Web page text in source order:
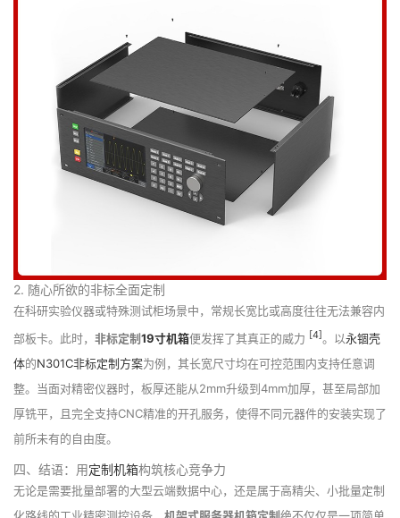
2. 随心所欲的非标全面定制
在科研实验仪器或特殊测试柜场景中，常规长宽比或高度往往无法兼容内
部板卡。此时， 非标定制19寸机箱便发挥了其真正的威力 [4]。以永锢壳
体的N301C非标定制方案为例，其长宽尺寸均在可控范围内支持任意调
整。当面对精密仪器时，板厚还能从2mm升级到4mm加厚，甚至局部加
厚铣平，且完全支持CNC精准的开孔服务，使得不同元器件的安装实现了
前所未有的自由度。
四、结语：用定制机箱构筑核心竞争力
无论是需要批量部署的大型云端数据中心，还是属于高精尖、小批量定制